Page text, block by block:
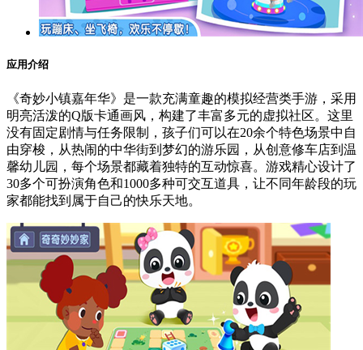
应用介绍
《奇妙小镇嘉年华》是一款充满童趣的模拟经营类手游，采用
明亮活泼的Q版卡通画风，构建了丰富多元的虚拟社区。这里
没有固定剧情与任务限制，孩子们可以在20余个特色场景中自
由穿梭，从热闹的中华街到梦幻的游乐园，从创意修车店到温
馨幼儿园，每个场景都藏着独特的互动惊喜。游戏精心设计了
30多个可扮演角色和1000多种可交互道具，让不同年龄段的玩
家都能找到属于自己的快乐天地。